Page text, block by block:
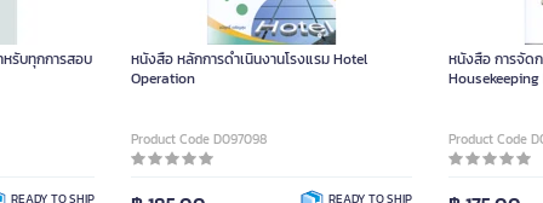
รับทุกการสอบ
READY TO SHIP
หนังสือ หลักการดำเนินงานโรงแรม Hotel
Operation
Product Code D097098
READY TO SHIP
หนังสือ การจัด
Product Code